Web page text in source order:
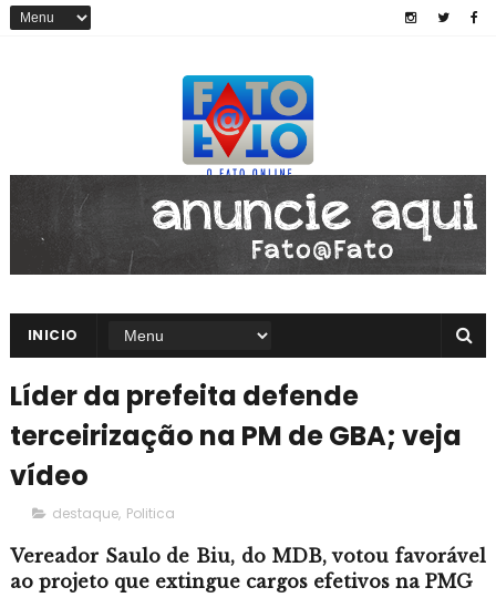
INICIO
Líder da prefeita defende
terceirização na PM de GBA; veja
vídeo
destaque, Politica
Vereador Saulo de Biu, do MDB, votou favorável
ao projeto que extingue cargos efetivos na PMG